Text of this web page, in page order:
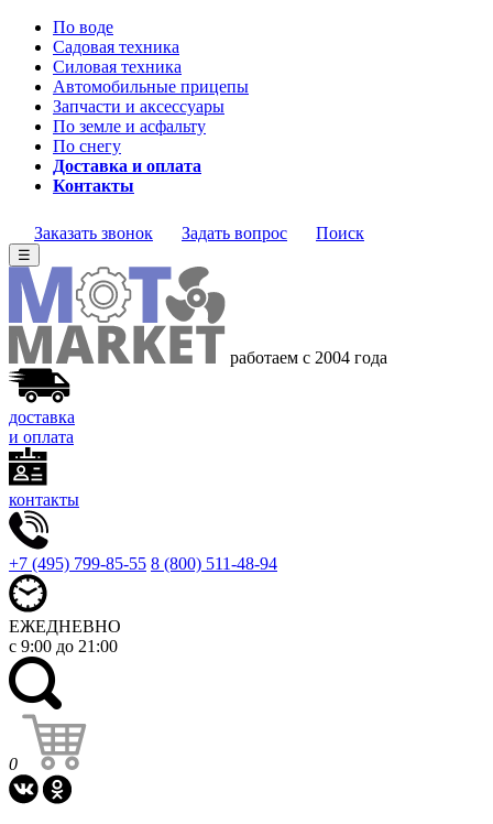
По воде
Садовая техника
Силовая техника
Автомобильные прицепы
Запчасти и аксессуары
По земле и асфальту
По снегу
Доставка и оплата
Контакты
Заказать звонок Задать вопрос Поиск
☰
работаем с 2004 года
доставка
и оплата
контакты
+7 (495) 799-85-55 8 (800) 511-48-94
ЕЖЕДНЕВНО
с 9:00 до 21:00
0